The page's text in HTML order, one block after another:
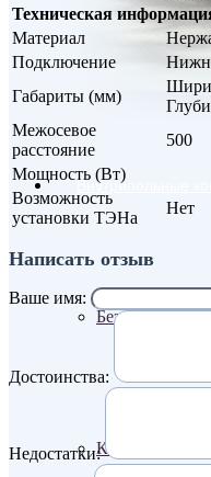
Внутрипольные
Без
Техническая
Материал
Подключение
Габариты (мм)
Межосевое
расстояние
500
Мощность (Вт)
Возможность
установки ТЭНа
Нет
Написать отзыв
Ваше имя:
Достоинства:
Недостатки: